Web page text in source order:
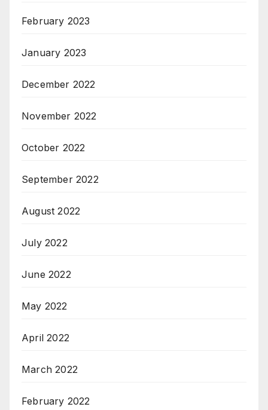
February 2023
January 2023
December 2022
November 2022
October 2022
September 2022
August 2022
July 2022
June 2022
May 2022
April 2022
March 2022
February 2022